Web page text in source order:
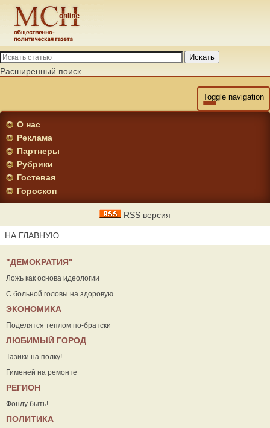
Искать
Расширенный поиск
Toggle navigation
О нас
Реклама
Партнеры
Рубрики
Гостевая
Гороскоп
RSS версия
НА ГЛАВНУЮ
"ДЕМОКРАТИЯ"
Ложь как основа идеологии
С больной головы на здоровую
ЭКОНОМИКА
Поделятся теплом по-братски
ЛЮБИМЫЙ ГОРОД
Тазики на полку!
Гименей на ремонте
РЕГИОН
Фонду быть!
ПОЛИТИКА